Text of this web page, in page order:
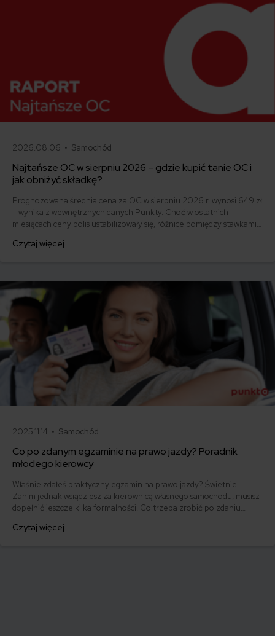
2026.08.06 • Samochód
Najtańsze OC w sierpniu 2026 – gdzie kupić tanie OC i
jak obniżyć składkę?
Prognozowana średnia cena za OC w sierpniu 2026 r. wynosi 649 zł
– wynika z wewnętrznych danych Punkty. Choć w ostatnich
miesiącach ceny polis ustabilizowały się, różnice pomiędzy stawkami
500 zł, inni – powyżej 1500 zł. Gdzie znaleźć najtańsze OC w Polsce
Czytaj więcej
2025.11.14 • Samochód
Co po zdanym egzaminie na prawo jazdy? Poradnik
młodego kierowcy
Właśnie zdałeś praktyczny egzamin na prawo jazdy? Świetnie!
Zanim jednak wsiądziesz za kierownicą własnego samochodu, musisz
dopełnić jeszcze kilka formalności. Co trzeba zrobić po zdaniu
którym szybko załatwisz sprawy urzędowe i będziesz mógł prowadzić
Czytaj więcej